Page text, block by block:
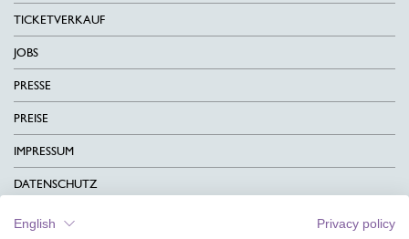
TICKETVERKAUF
JOBS
PRESSE
PREISE
IMPRESSUM
DATENSCHUTZ
KONTAKT
English
Privacy policy